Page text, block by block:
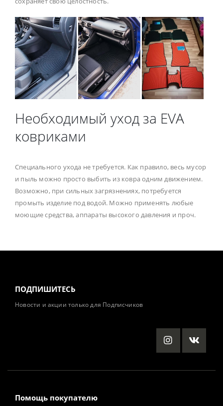
Необходимый уход за EVA
ковриками
Специального ухода не требуется. Как правило, весь мусор
и пыль можно просто выбить из ковра одним движением.
Возможно, при сильных загрязнениях, потребуется
промыть изделие под водой. Можно применять любые
моющие средства, аппараты высокого давления и проч.
ПОДПИШИТЕСЬ
Новости и акции только для Подписчиков
Помощь покупателю